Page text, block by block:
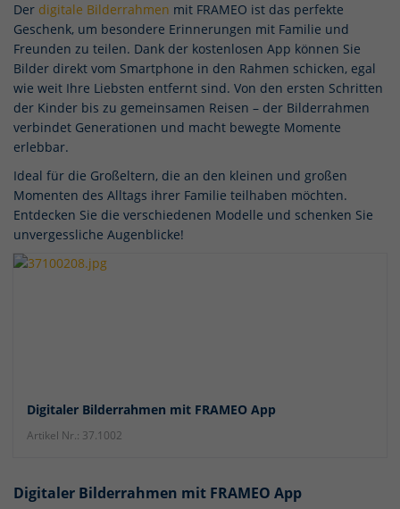
Der digitale Bilderrahmen mit FRAMEO ist das perfekte
Geschenk, um besondere Erinnerungen mit Familie und
Freunden zu teilen. Dank der kostenlosen App können Sie
Bilder direkt vom Smartphone in den Rahmen schicken, egal
wie weit Ihre Liebsten entfernt sind. Von den ersten Schritten
der Kinder bis zu gemeinsamen Reisen – der Bilderrahmen
verbindet Generationen und macht bewegte Momente
erlebbar.
Ideal für die Großeltern, die an den kleinen und großen
Momenten des Alltags ihrer Familie teilhaben möchten.
Entdecken Sie die verschiedenen Modelle und schenken Sie
unvergessliche Augenblicke!
Digitaler Bilderrahmen mit FRAMEO App
Artikel Nr.: 37.1002
Digitaler Bilderrahmen mit FRAMEO App